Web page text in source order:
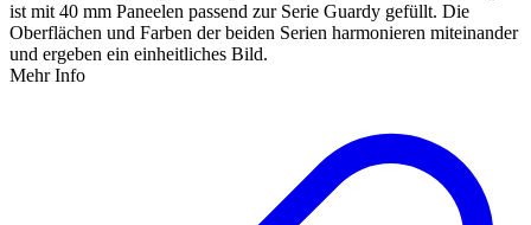
ist mit 40 mm Paneelen passend zur Serie Guardy gefüllt. Die
Oberflächen und Farben der beiden Serien harmonieren miteinander
und ergeben ein einheitliches Bild.
Mehr Info